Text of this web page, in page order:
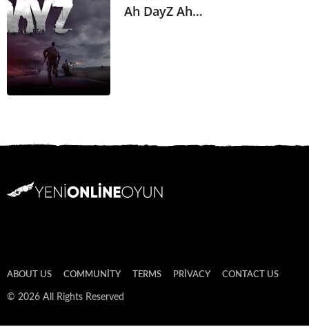
Ah DayZ Ah…
ABOUT US COMMUNITY TERMS PRIVACY CONTACT US
© 2026 All Rights Reserved